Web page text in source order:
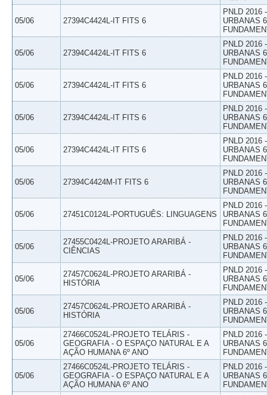
05/06 27394C4424L-IT FITS 6
PNLD 2016
URBANAS
05/06 27394C4424L-IT FITS 6
PNLD 2016
URBANAS
05/06 27394C4424L-IT FITS 6
PNLD 2016
URBANAS
05/06 27394C4424L-IT FITS 6
PNLD 2016
URBANAS
05/06 27394C4424L-IT FITS 6
PNLD 2016
URBANAS
05/06 27394C4424M-IT FITS 6
PNLD 2016
URBANAS
05/06 27451C0124L-PORTUGUÊS: LINGUAGENS
PNLD 2016
URBANAS
05/06
27455C0424L-PROJETO ARARIBÁ -
CIÊNCIAS
PNLD 2016
URBANAS
05/06
27457C0624L-PROJETO ARARIBÁ -
HISTÓRIA
PNLD 2016
URBANAS
05/06
27457C0624L-PROJETO ARARIBÁ -
HISTÓRIA
PNLD 2016
URBANAS
05/06
27466C0524L-PROJETO TELÁRIS -
GEOGRAFIA - O ESPAÇO NATURAL E A
AÇÃO HUMANA 6º ANO
PNLD 2016
URBANAS
05/06
27466C0524L-PROJETO TELÁRIS -
GEOGRAFIA - O ESPAÇO NATURAL E A
AÇÃO HUMANA 6º ANO
PNLD 2016
URBANAS